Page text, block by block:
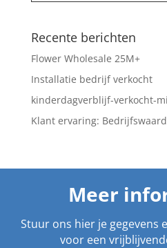
Recente berichten
Flower Wholesale 25M+
Installatie bedrijf verkocht
kinderdagverblijf-verkocht-
Klant ervaring:
Meer
Stuur ons hier je gegevens
voor een